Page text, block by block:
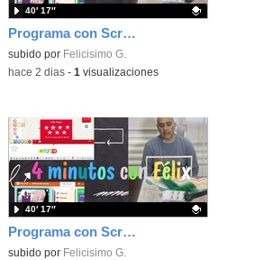
Programa con Scratch, 8 diferentes juegos para vivir la emoción de los partidos de España en el mundial 2026
Contenido educativo.
subido por Felicisimo G.
40′ 17″
-hace 2 dias- 1 visualizaciones
Programa con Scratch juegos con los partidos del mundial 2026 ganados por España
Contenido educativo.
subido por Felicisimo G.
40′ 17″